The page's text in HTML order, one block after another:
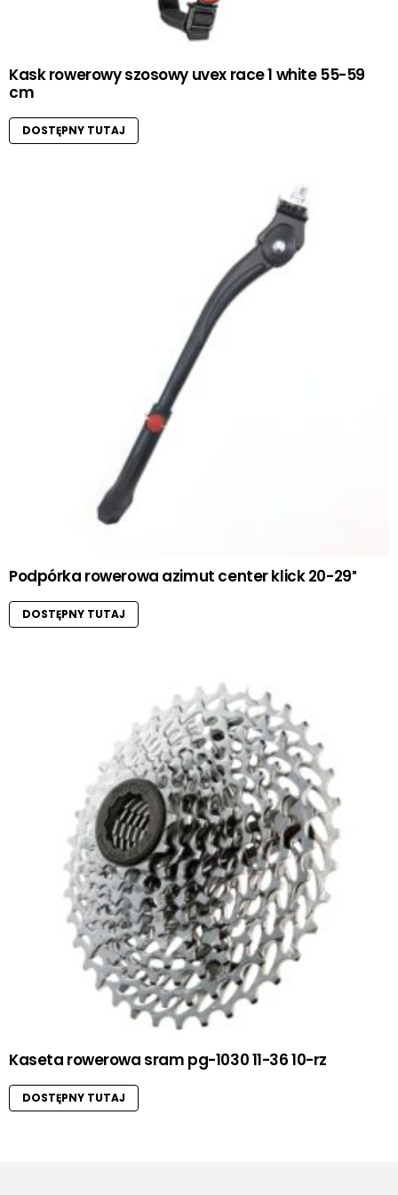
Kask rowerowy szosowy uvex race 1 white 55-59
cm
DOSTĘPNY TUTAJ
Podpórka rowerowa azimut center klick 20-29″
DOSTĘPNY TUTAJ
Kaseta rowerowa sram pg-1030 11-36 10-rz
DOSTĘPNY TUTAJ